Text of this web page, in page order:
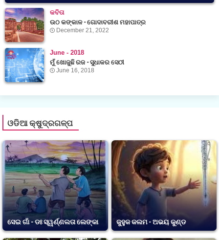
କବିତା
ଉଠ କଙ୍କାଳ - ଗୋଦାବରୀଶ ମହାପାତ୍ର
December 21, 2022
June - 2018
ମୁଁ ଖୋଜୁଛି ରଜ - ସୁଧାକର ସେଠୀ
June 16, 2018
ଓଡିଆ କ୍ଷୁଦ୍ରଗଳ୍ପ
ସେଇ ଗାଁ - ଡଃ ସ୍ୱର୍ଣ୍ଣଲତା ଲେଙ୍କା କୁହୁକ କଲମ - ଅଭୟ କୁଣ୍ଡ